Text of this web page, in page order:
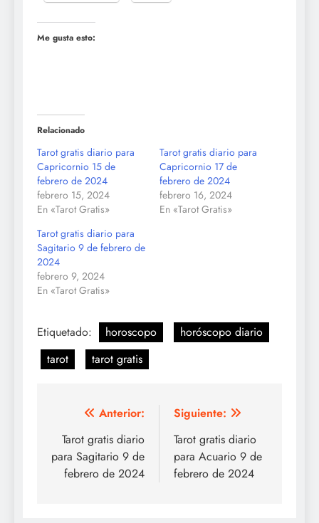
Me gusta esto:
Relacionado
Tarot gratis diario para
Capricornio 15 de
febrero de 2024
febrero 15, 2024
En «Tarot Gratis»
Tarot gratis diario para
Capricornio 17 de
febrero de 2024
febrero 16, 2024
En «Tarot Gratis»
Tarot gratis diario para
Sagitario 9 de febrero de
2024
febrero 9, 2024
En «Tarot Gratis»
Etiquetado: horoscopo
horóscopo diario
tarot
tarot gratis
Navegación
de
entradas
Anterior:
Tarot gratis diario
para Sagitario 9 de
febrero de 2024
Siguiente:
Tarot gratis diario
para Acuario 9 de
febrero de 2024